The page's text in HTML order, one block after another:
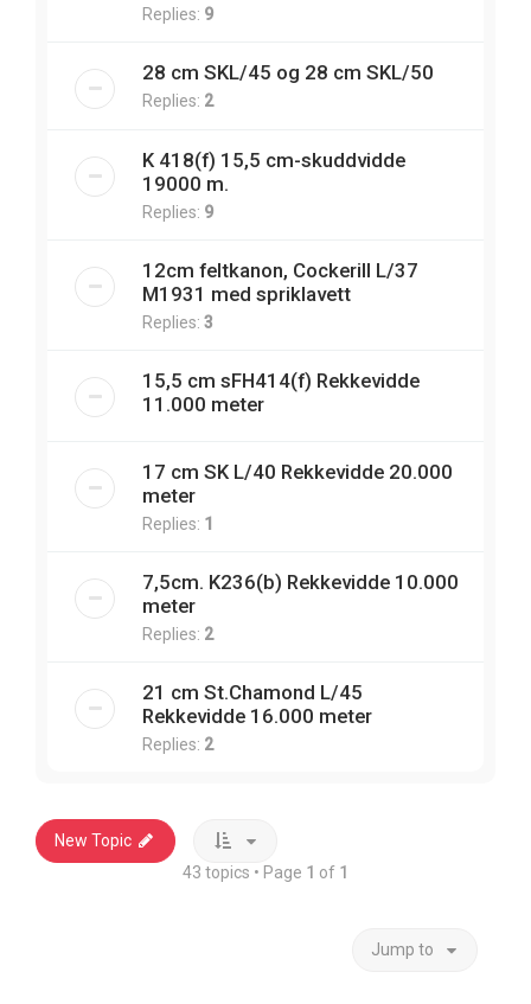
Replies: 9
28 cm SKL/45 og 28 cm SKL/50
Replies: 2
K 418(f) 15,5 cm-skuddvidde
19000 m.
Replies: 9
12cm feltkanon, Cockerill L/37
M1931 med spriklavett
Replies: 3
15,5 cm sFH414(f) Rekkevidde
11.000 meter
17 cm SK L/40 Rekkevidde 20.000
meter
Replies: 1
7,5cm. K236(b) Rekkevidde 10.000
meter
Replies: 2
21 cm St.Chamond L/45
Rekkevidde 16.000 meter
Replies: 2
New Topic
43 topics • Page 1 of 1
Jump to